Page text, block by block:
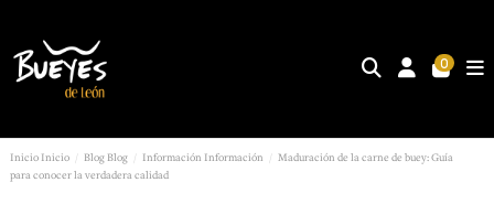
0
Inicio Inicio BlogBlog Información Información
Maduración de la carne de buey: Guía
para conocer la verdadera calidad